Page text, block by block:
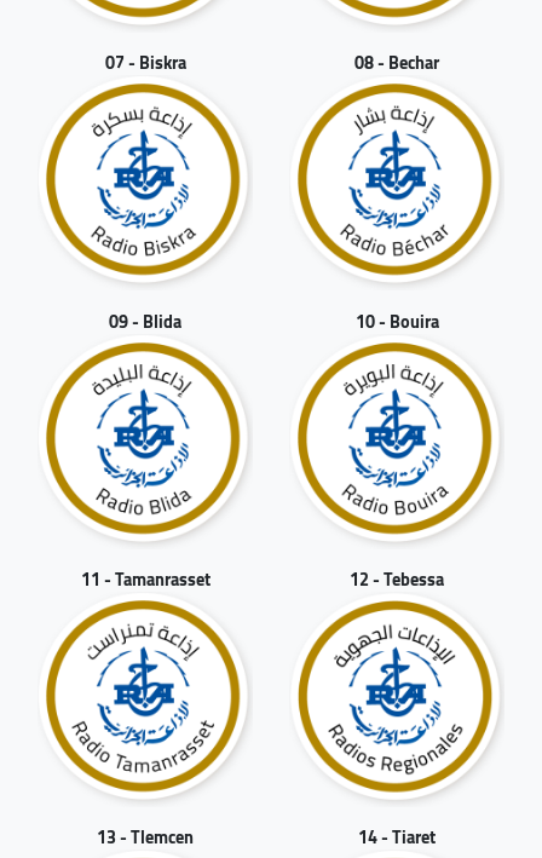
07 - Biskra 08 - Bechar
09 - Blida 10 - Bouira
11 - Tamanrasset 12 - Tebessa
13 - Tlemcen 14 - Tiaret